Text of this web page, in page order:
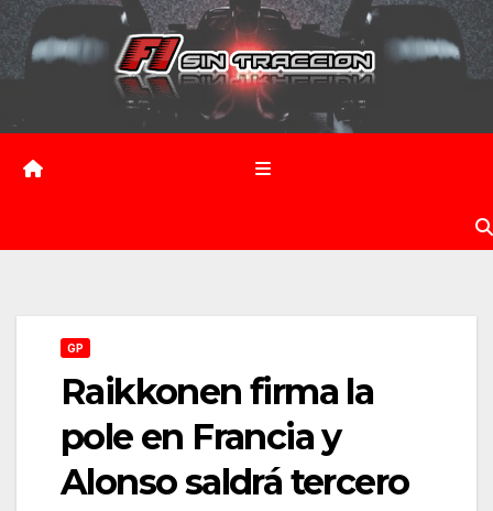
Saltar
contenido
GP
Raikkonen firma la
pole en Francia y
Alonso saldrá tercero